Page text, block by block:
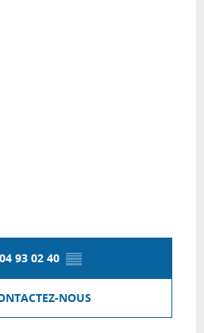
04 93 02 40 ▒▒
NOUS